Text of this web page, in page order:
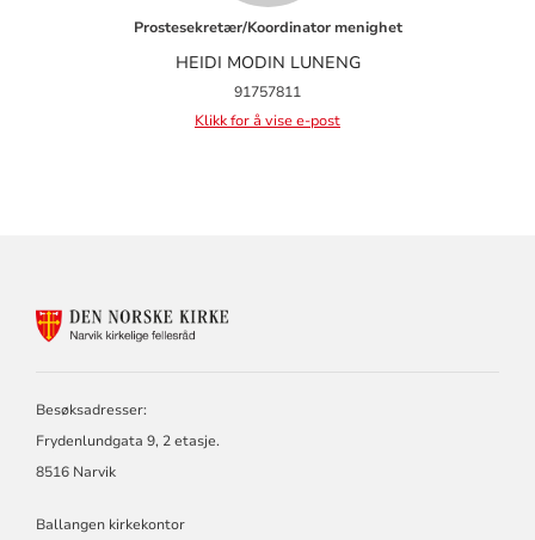
Prostesekretær/Koordinator menighet
HEIDI MODIN LUNENG
91757811
Klikk for å vise e-post
Besøksadresser:
Frydenlundgata 9, 2 etasje.
8516 Narvik
Ballangen kirkekontor